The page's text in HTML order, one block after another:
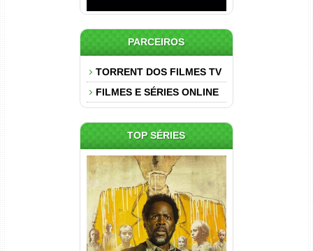
PARCEIROS
TORRENT DOS FILMES TV
FILMES E SÉRIES ONLINE
TOP SÉRIES